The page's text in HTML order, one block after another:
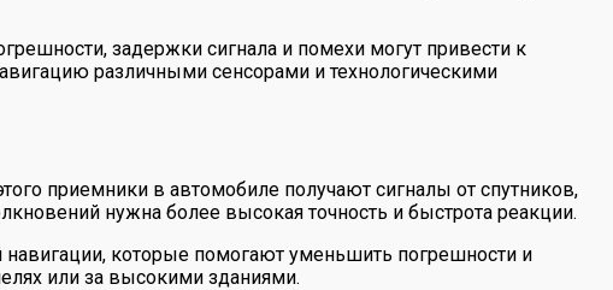
задержки сигнала и помехи могут привести к
различными сенсорами и технологическими
приемники в автомобиле получают сигналы от спутников,
нужна более высокая точность и быстрота реакции.
которые помогают уменьшить погрешности и
или за высокими зданиями.